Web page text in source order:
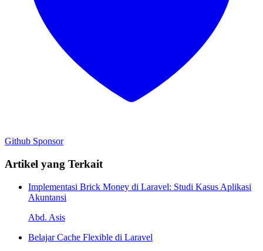
Github Sponsor
Artikel yang Terkait
Implementasi Brick Money di Laravel: Studi Kasus Aplikasi
Akuntansi
Abd. Asis
Belajar Cache Flexible di Laravel